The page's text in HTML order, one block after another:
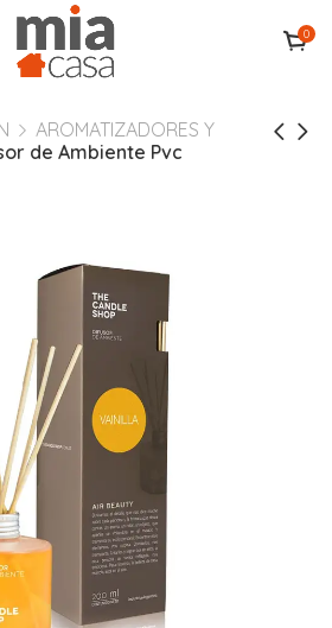
0
AROMATIZADORES Y
de Ambiente Pvc